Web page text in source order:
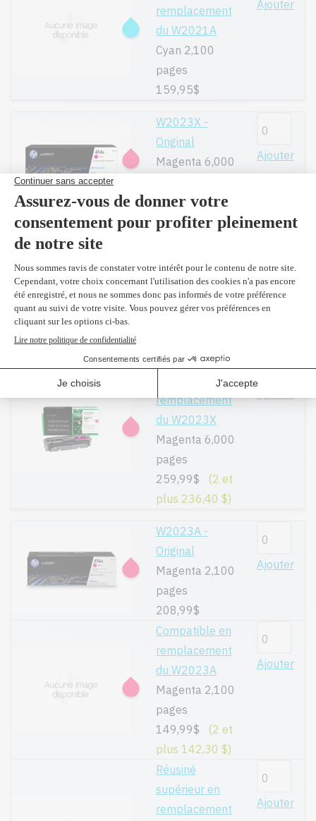
remplacement
du W2021A
Cyan 2,100
pages
159,95$
Ajouter
W2023X -
Original
Magenta 6,000
445,99$
Ajouter
Compatible en
du W2023X
Magenta 6,000
pages
Réusiné
supérieur en
remplacement
du W2023X
Magenta 6,000
pages
259,99$
(2 et
plus 236,40 $)
W2023A -
Original
Magenta 2,100
pages
208,99$
Ajouter
Compatible en
remplacement
du W2023A
Magenta 2,100
pages
149,99$
(2 et
plus 142,30 $)
Ajouter
Réusiné
supérieur en
remplacement
Ajouter